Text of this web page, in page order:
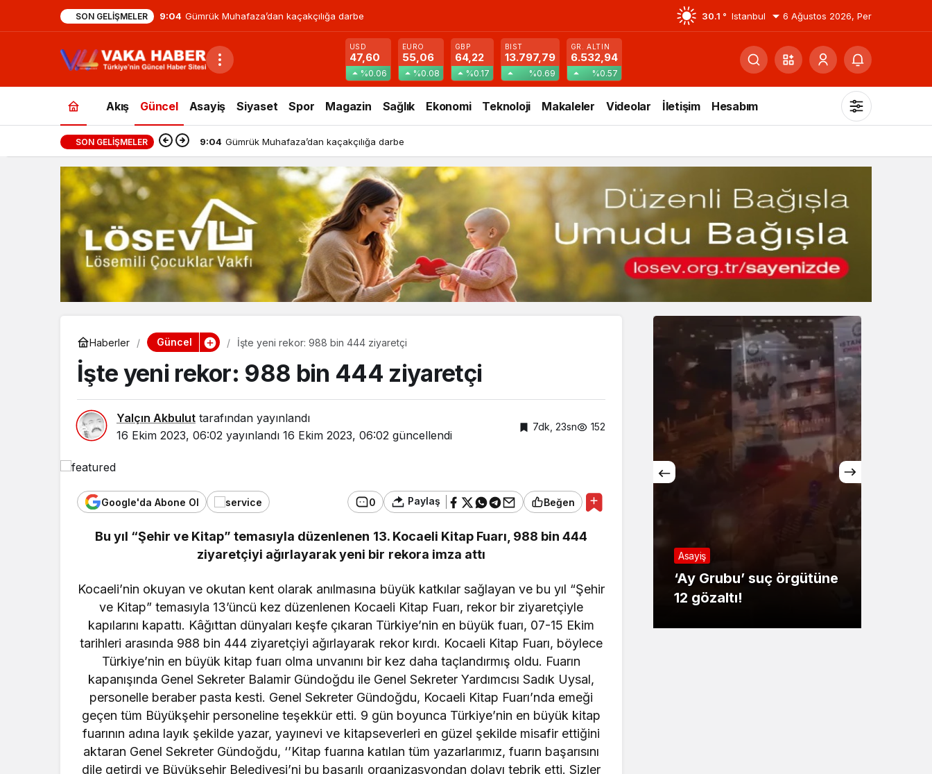
SON GELIŞMELER 9:04 Gümrük Muhafaza’dan kaçakçılığa darbe 30.1 ° Istanbul 6 Ağustos 2026, Per
USD
47,60
%0.06
EURO
55,06
%0.08
GBP
64,22
%0.17
BIST
13.797,79
%0.69
GR. ALTIN
6.532,94
%0.57
Akış Güncel Asayiş Siyaset Spor Magazin Sağlık Ekonomi Teknoloji Makaleler Videolar İletişim Hesabım
Mod
değiştir
Gündüz modunu seçin.
Gece Modu
Sistem Modu
Sistem modunu seçin.
SON GELIŞMELER 9:04 Gümrük Muhafaza’dan kaçakçılığa darbe
Haberler Güncel İşte yeni rekor: 988 bin 444 ziyaretçi
İşte yeni rekor: 988 bin 444 ziyaretçi
Yalçın Akbulut tarafından yayınlandı
16 Ekim 2023, 06:02 yayınlandı 16 Ekim 2023, 06:02 güncellendi
7dk, 23sn 152
Google'da Abone Ol 0 Paylaş Beğen
Bu yıl “Şehir ve Kitap” temasıyla düzenlenen 13. Kocaeli Kitap Fuarı, 988 bin 444
ziyaretçiyi ağırlayarak yeni bir rekora imza attı
Kocaeli’nin okuyan ve okutan kent olarak anılmasına büyük katkılar sağlayan ve bu yıl “Şehir
ve Kitap” temasıyla 13’üncü kez düzenlenen Kocaeli Kitap Fuarı, rekor bir ziyaretçiyle
kapılarını kapattı. Kâğıttan dünyaları keşfe çıkaran Türkiye’nin en büyük fuarı, 07-15 Ekim
tarihleri arasında 988 bin 444 ziyaretçiyi ağırlayarak rekor kırdı. Kocaeli Kitap Fuarı, böylece
Türkiye’nin en büyük kitap fuarı olma unvanını bir kez daha taçlandırmış oldu. Fuarın
kapanışında Genel Sekreter Balamir Gündoğdu ile Genel Sekreter Yardımcısı Sadık Uysal,
personelle beraber pasta kesti. Genel Sekreter Gündoğdu, Kocaeli Kitap Fuarı’nda emeği
geçen tüm Büyükşehir personeline teşekkür etti. 9 gün boyunca Türkiye’nin en büyük kitap
fuarının adına layık şekilde yazar, yayınevi ve kitapseverleri en güzel şekilde misafir ettiğini
aktaran Genel Sekreter Gündoğdu, ‘’Kitap fuarına katılan tüm yazarlarımız, fuarın başarısını
dile getirdi ve Büyükşehir Belediyesi’ni bu başarılı organizasyondan dolayı tebrik etti. Sizler
Asayiş
kaçakçılığa darbe
Asayiş
‘Ay Grubu’ suç örgütüne
12 gözaltı!